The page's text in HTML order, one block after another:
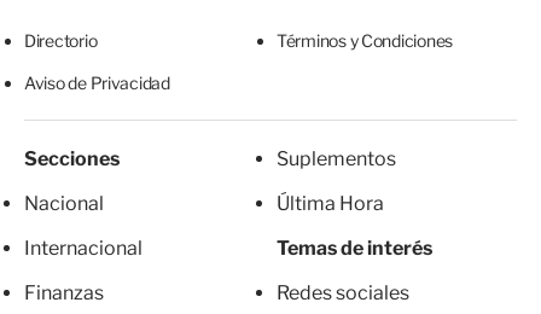
Directorio Términos y Condiciones
Aviso de Privacidad
Secciones
Nacional
Internacional
Finanzas
Suplementos
Última Hora
Temas de interés
Redes sociales